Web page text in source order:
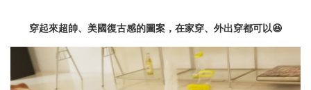
穿起來超帥、美國復古感的圖案，在家穿、外出穿都可以😆